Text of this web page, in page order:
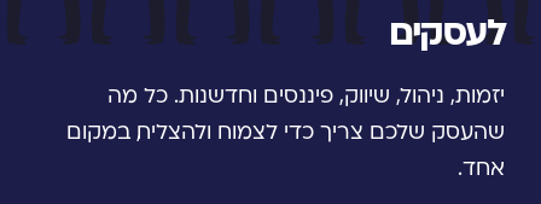
לעסקים
יזמות, ניהול, שיווק, פיננסים וחדשנות. כל מה
שהעסק שלכם צריך כדי לצמוח ולהצליח, במקום
אחד.